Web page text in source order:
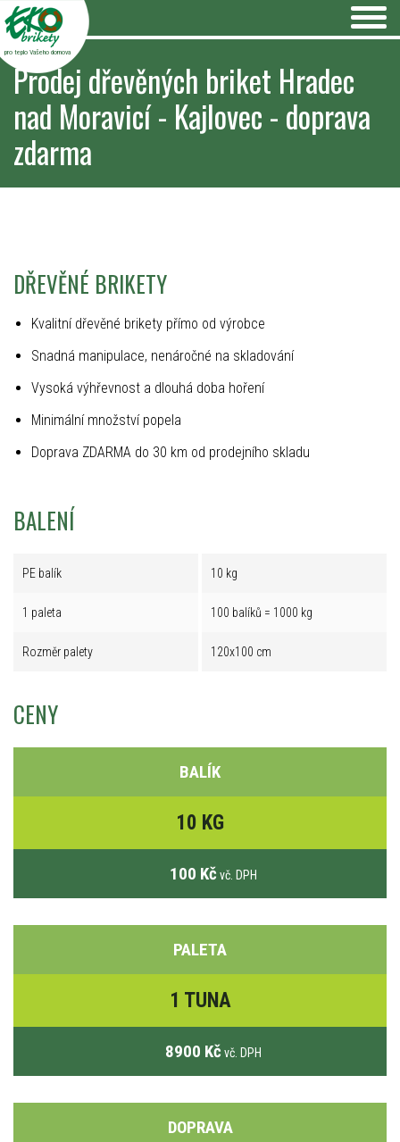
pro teplo Vašeho domova
Prodej dřevěných briket Hradec
nad Moravicí - Kajlovec - doprava
zdarma
DŘEVĚNÉ BRIKETY
Kvalitní dřevěné brikety přímo od výrobce
Snadná manipulace, nenáročné na skladování
Vysoká výhřevnost a dlouhá doba hoření
Minimální množství popela
Doprava ZDARMA do 30 km od prodejního skladu
BALENÍ
PE balík 10 kg
1 paleta 100 balíků = 1000 kg
Rozměr palety 120x100 cm
CENY
BALÍK
10 KG
100 Kč vč. DPH
PALETA
1 TUNA
8900 Kč vč. DPH
DOPRAVA